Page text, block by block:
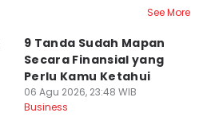
See More
9 Tanda Sudah Mapan
Secara Finansial yang
Perlu Kamu Ketahui
06 Agu 2026, 23:48 WIB
Business